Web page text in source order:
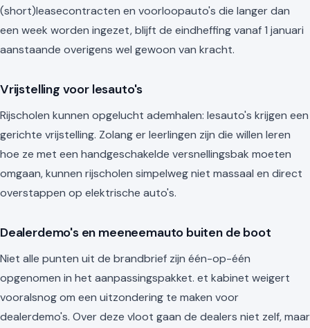
(short)leasecontracten en voorloopauto's die langer dan
een week worden ingezet, blijft de eindheffing vanaf 1 januari
aanstaande overigens wel gewoon van kracht.
Vrijstelling voor lesauto's
Rijscholen kunnen opgelucht ademhalen: lesauto's krijgen een
gerichte vrijstelling. Zolang er leerlingen zijn die willen leren
hoe ze met een handgeschakelde versnellingsbak moeten
omgaan, kunnen rijscholen simpelweg niet massaal en direct
overstappen op elektrische auto's.
Dealerdemo's en meeneemauto buiten de boot
Niet alle punten uit de brandbrief zijn één-op-één
opgenomen in het aanpassingspakket. et kabinet weigert
vooralsnog om een uitzondering te maken voor
dealerdemo's. Over deze vloot gaan de dealers niet zelf, maar